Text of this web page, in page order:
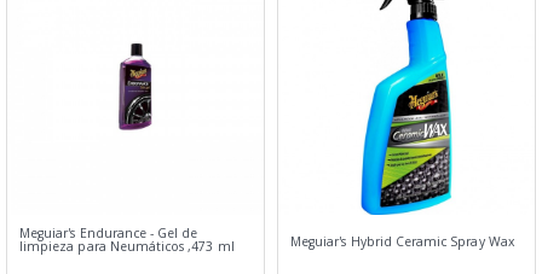
Meguiar's Endurance - Gel de
limpieza para Neumáticos ,473 ml Meguiar's Hybrid Ceramic Spray Wax